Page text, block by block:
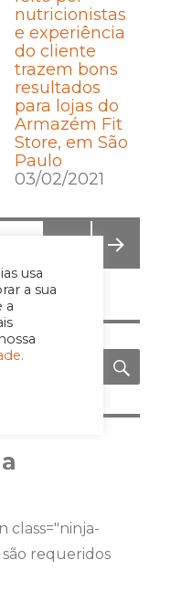
usa
a sua
a
nutricionistas
e experiência
do cliente
trazem bons
resultados
para lojas do
Armazém Fit
Store, em São
Paulo
03/02/2021
NA
class="ninja-
requeridos